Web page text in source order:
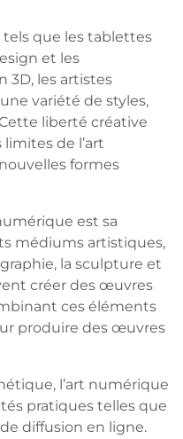
que les tablettes
et les
3D, les artistes
variété de styles,
liberté créative
de l’art
formes
est sa
médiums artistiques,
la sculpture et
créer des œuvres
ces éléments
produire des œuvres
l’art numérique
pratiques telles que
diffusion en ligne.